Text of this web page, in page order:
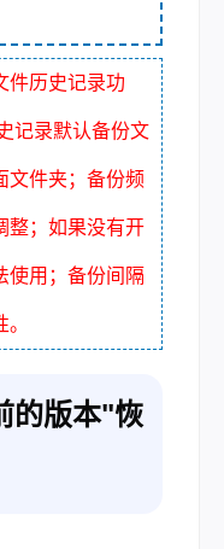
件历史记录功
记录默认备份文
文件夹；备份频
整；如果没有开
使用；备份间隔
的版本"恢